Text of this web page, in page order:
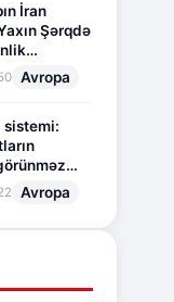
İran
Şərqdə
Avropa
sistemi:
Avropa